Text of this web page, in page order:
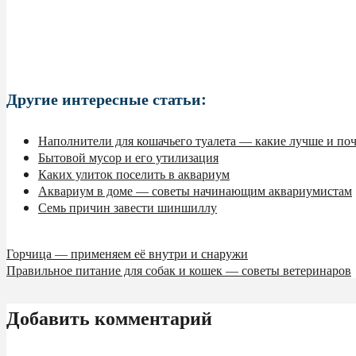
Другие интересные статьи:
Наполнители для кошачьего туалета — какие лучше и
Бытовой мусор и его утилизация
Каких улиток поселить в аквариум
Аквариум в доме — советы начинающим аквариумистам
Семь причин завести шиншиллу
Горчица — применяем её внутри и снаружи
Правильное питание для собак и кошек — советы ветеринаров
Добавить комментарий